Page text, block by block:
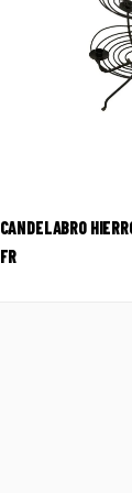
CANDELABRO
FR